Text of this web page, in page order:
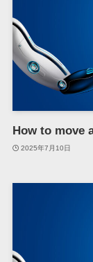
How to move
2025年7月10日